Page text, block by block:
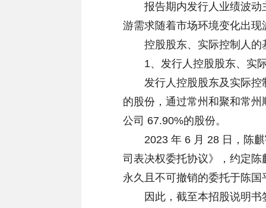
报告期内发行人业绩波动
游需求随着市场环境变化出
控股股东、实际控制人的
1、发行人控股股东、实际
发行人控股股东及实际控
的股份，通过常州和聚和常
公司 67.90%的股份。
2023 年 6 月 28 日，陈麒
司表决权委托协议》，约定
永久且不可撤销的委托于陈国
因此，截至本招股说明书